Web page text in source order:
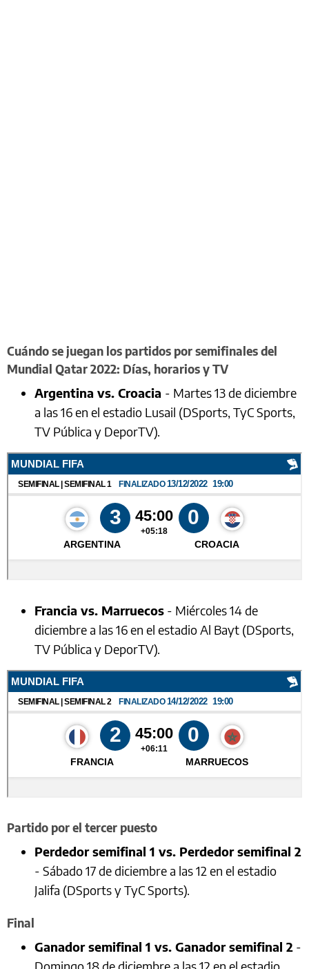
Cuándo se juegan los partidos por semifinales del
Mundial Qatar 2022: Días, horarios y TV
Argentina vs. Croacia - Martes 13 de diciembre
a las 16 en el estadio Lusail (DSports, TyC Sports,
TV Pública y DeporTV).
Francia vs. Marruecos - Miércoles 14 de
diciembre a las 16 en el estadio Al Bayt (DSports,
TV Pública y DeporTV).
Partido por el tercer puesto
Perdedor semifinal 1 vs. Perdedor semifinal 2
- Sábado 17 de diciembre a las 12 en el estadio
Jalifa (DSports y TyC Sports).
Final
Ganador semifinal 1 vs. Ganador semifinal 2 -